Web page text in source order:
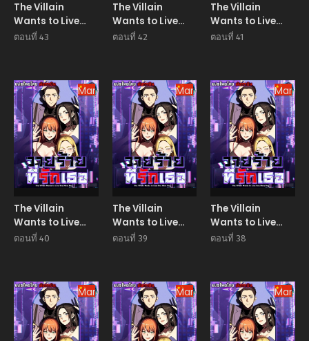
The Villain
Wants to Live
One More Day วาย
ตอนที่ 43
The Villain
Wants to Live
One More Day วาย
ตอนที่ 42
The Villain
Wants to Live
One More Day วาย
ตอนที่ 41
Manhua
The Villain
Wants to Live
One More Day วาย
ตอนที่ 40
Manhua
The Villain
Wants to Live
One More Day วาย
ตอนที่ 39
The Villain
Wants to Live
One More Day วาย
ตอนที่ 38
Manhua Manhua